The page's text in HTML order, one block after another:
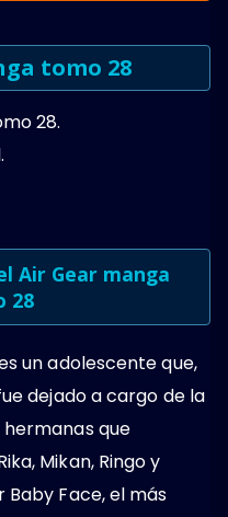
tomo 28
28.
Air Gear manga
28
un adolescente que,
dejado a cargo de la
que
Mikan, Ringo y
Baby Face, el más